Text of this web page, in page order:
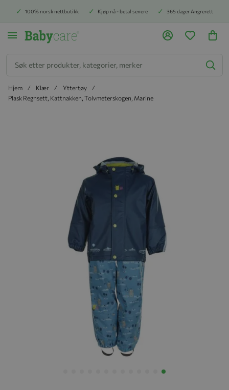
100% norsk nettbutikk Kjøp nå - betal senere 365 dager Angrerett
Hjem Klær
Yttertøy
Plask Regnsett, Kattnakken, Tolvmeterskogen, Marine